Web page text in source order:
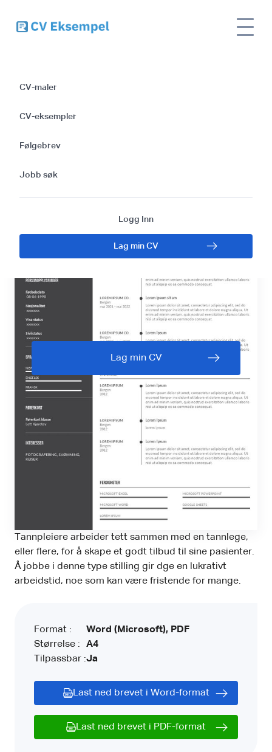
CV-maler
CV-eksempler
Følgebrev
Jobb søk
Logg Inn
Lag min CV
Tannpleier CV - med
eksempler og tips)
Lag min CV
Tannpleiere arbeider tett sammen med en tannlege,
eller flere, for å skape et godt tilbud til sine pasienter.
Å jobbe i denne type stilling gir dge en lukrativt
arbeidstid, noe som kan være fristende for mange.
Format :
Størrelse :
Tilpassbar :
Word (Microsoft), PDF
A4
Ja
Last ned brevet i Word-format
Last ned brevet i PDF-format